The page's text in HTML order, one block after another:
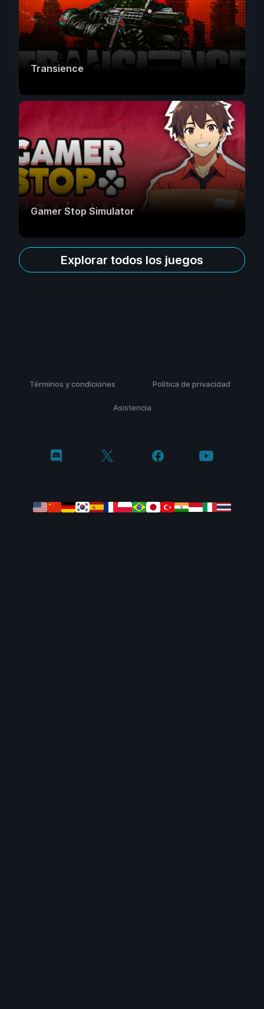
Transience
Gamer Stop Simulator
Explorar todos los juegos
Términos y condiciones Politica de privacidad
Asistencia